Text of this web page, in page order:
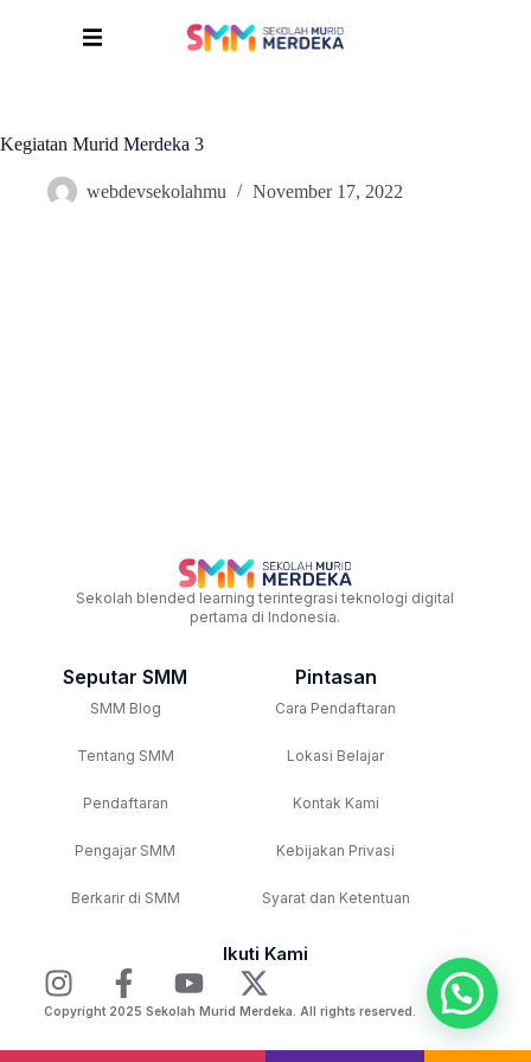
Kegiatan Murid Merdeka 3
webdevsekolahmu November 17, 2022
Sekolah blended learning terintegrasi teknologi digital
pertama di Indonesia.
Seputar SMM
SMM Blog
Tentang SMM
Pendaftaran
Pengajar SMM
Berkarir di SMM
Pintasan
Cara Pendaftaran
Lokasi Belajar
Kontak Kami
Kebijakan Privasi
Syarat dan Ketentuan
Ikuti Kami
Copyright 2025 Sekolah Murid Merdeka. All rights reserved.